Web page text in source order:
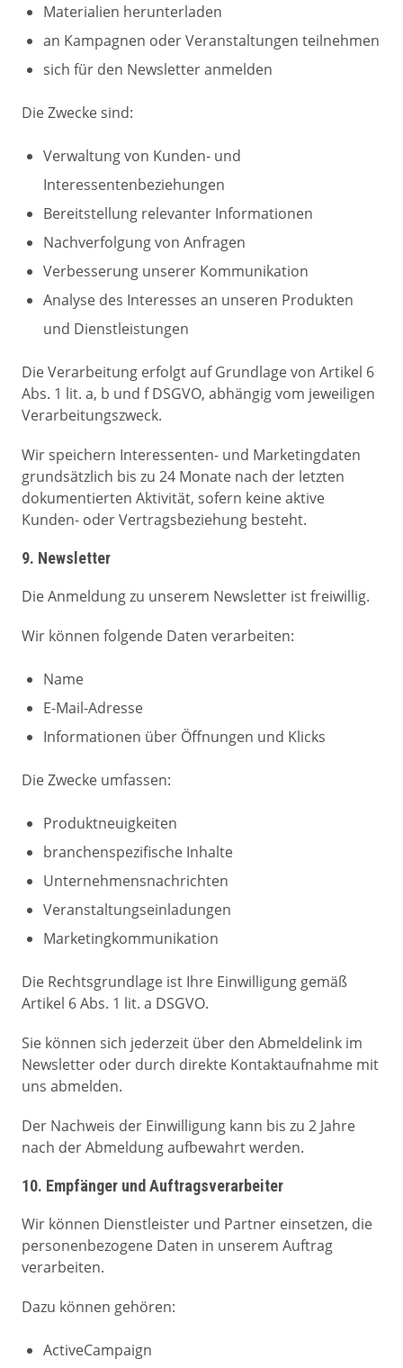
Materialien herunterladen
an Kampagnen oder Veranstaltungen teilnehmen
sich für den Newsletter anmelden
Die Zwecke sind:
Verwaltung von Kunden- und
Interessentenbeziehungen
Bereitstellung relevanter Informationen
Nachverfolgung von Anfragen
Verbesserung unserer Kommunikation
Analyse des Interesses an unseren Produkten
und Dienstleistungen
Die Verarbeitung erfolgt auf Grundlage von Artikel 6
Abs. 1 lit. a, b und f DSGVO, abhängig vom jeweiligen
Verarbeitungszweck.
Wir speichern Interessenten- und Marketingdaten
grundsätzlich bis zu 24 Monate nach der letzten
dokumentierten Aktivität, sofern keine aktive
Kunden- oder Vertragsbeziehung besteht.
9. Newsletter
Die Anmeldung zu unserem Newsletter ist freiwillig.
Wir können folgende Daten verarbeiten:
Name
E-Mail-Adresse
Informationen über Öffnungen und Klicks
Die Zwecke umfassen:
Produktneuigkeiten
branchenspezifische Inhalte
Unternehmensnachrichten
Veranstaltungseinladungen
Marketingkommunikation
Die Rechtsgrundlage ist Ihre Einwilligung gemäß
Artikel 6 Abs. 1 lit. a DSGVO.
Sie können sich jederzeit über den Abmeldelink im
Newsletter oder durch direkte Kontaktaufnahme mit
uns abmelden.
Der Nachweis der Einwilligung kann bis zu 2 Jahre
nach der Abmeldung aufbewahrt werden.
10. Empfänger und Auftragsverarbeiter
Wir können Dienstleister und Partner einsetzen, die
personenbezogene Daten in unserem Auftrag
verarbeiten.
Dazu können gehören:
ActiveCampaign